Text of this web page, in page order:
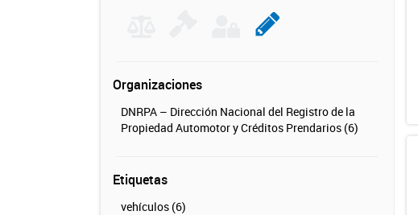
Organizaciones
DNRPA – Dirección Nacional del Registro de la
Propiedad Automotor y Créditos Prendarios (6)
Etiquetas
vehículos (6)